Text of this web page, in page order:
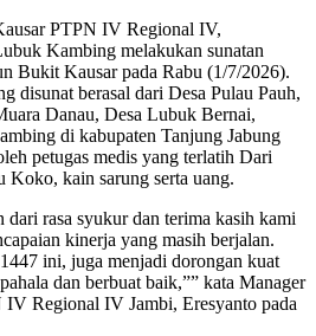
PTPN IV Regional IV,
Kambing melakukan sunatan
Bukit Kausar pada Rabu (1/7/2026).
disunat berasal dari Desa Pulau Pauh,
Danau, Desa Lubuk Bernai,
di kabupaten Tanjung Jabung
petugas medis yang terlatih Dari
Koko, kain sarung serta uang.
dari rasa syukur dan terima kasih kami
kinerja yang masih berjalan.
ini, juga menjadi dorongan kuat
dan berbuat baik,”” kata Manager
Regional IV Jambi, Eresyanto pada